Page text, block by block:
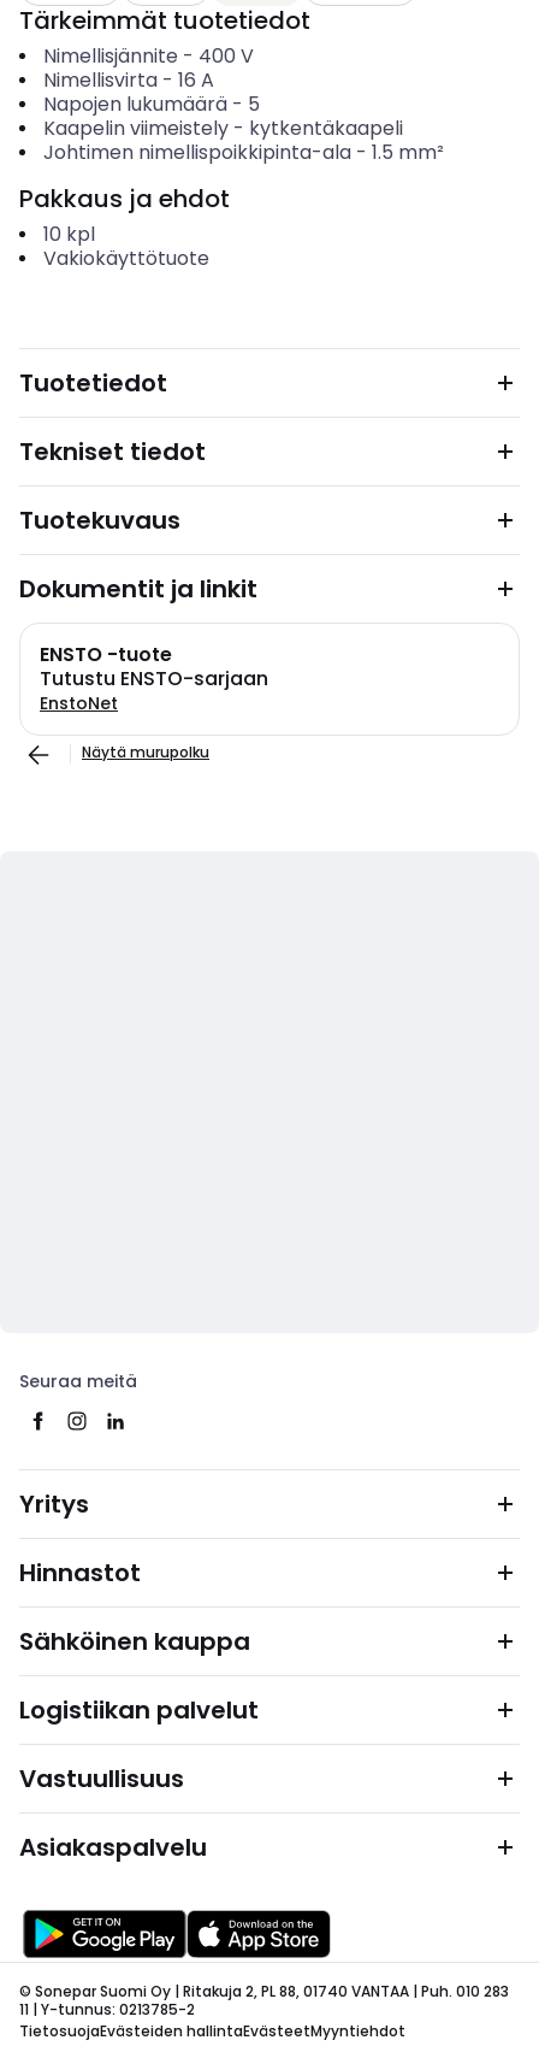
Tärkeimmät tuotetiedot
Nimellisjännite - 400 V
Nimellisvirta- 16 A
Napojen lukumäärä- 5
Kaapelin viimeistely- kytkentäkaapeli
Johtimen nimellispoikkipinta-ala- 1.5 mm²
Pakkaus ja ehdot
10 kpl
Vakiokäyttötuote
Tuotetiedot
Tekniset tiedot
Tuotekuvaus
Dokumentit ja linkit
ENSTO -tuote
Tutustu ENSTO-sarjaan
EnstoNet
Näytä murupolku
Seuraa meitä
Yritys
Hinnastot
Sähköinen kauppa
Logistiikan palvelut
Vastuullisuus
Asiakaspalvelu
© Sonepar Suomi Oy | Ritakuja 2, PL 88, 01740 VANTAA | Puh. 010 283
11 | Y-tunnus: 0213785-2
TietosuojaEvästeiden hallintaEvästeetMyyntiehdot